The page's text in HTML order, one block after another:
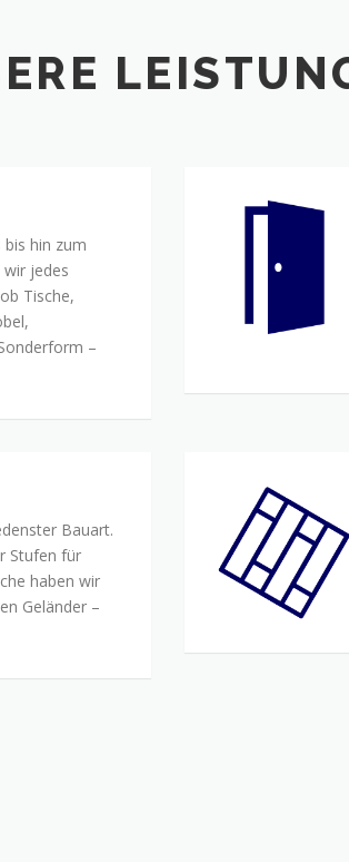
hin zum
wir jedes
Tische,
–
Bauart.
Stufen für
haben wir
Geländer –